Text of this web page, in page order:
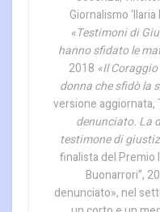
Giornalismo
«Testimoni di
hanno sfidato le
2018 «Il
donna che sfidò la
versione aggiornata,
denunciato. La
testimone di
finalista del Premio
Buonarrori”,
denunciato», nel